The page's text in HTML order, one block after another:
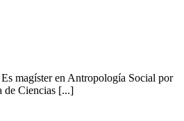
magíster en Antropología Social por
de Ciencias [...]